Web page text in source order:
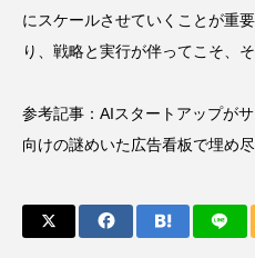
にスケールさせていくことが重
り、戦略と実行が伴ってこそ、
参考記事： AIスタートアップが
向けの謎めいた広告看板で埋め